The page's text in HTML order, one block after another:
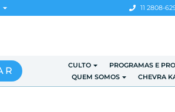
11 2808-
CULTO PROGRAMAS E
QUEM SOMOS
CHEVRA